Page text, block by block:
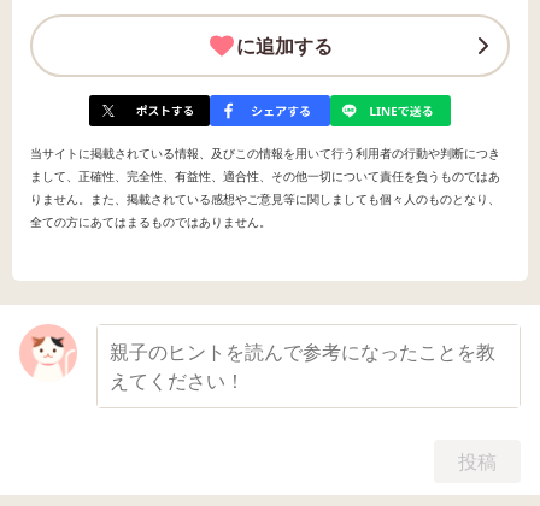
に追加する
当サイトに掲載されている情報、及びこの情報を用いて行う利用者の行動や判断につき
まして、正確性、完全性、有益性、適合性、その他一切について責任を負うものではあ
りません。また、掲載されている感想やご意見等に関しましても個々人のものとなり、
全ての方にあてはまるものではありません。